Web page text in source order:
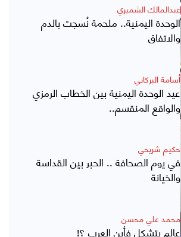
عبدالمالك الشميري
الوحدة اليمنية.. ملحمة نُسجت بالدم
والاتفاق
أسامة البركاني
عيد الوحدة اليمنية بين الخطاب الرمزي
والواقع المنقسم..
حكيم شريحي
في يوم الصحافة .. الحبر بين القداسة
والخيانة
محمد علي محسن
عالم يتشكل فأين العرب ؟!